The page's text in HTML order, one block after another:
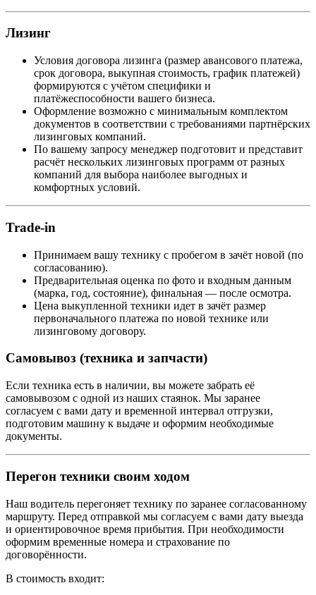
Лизинг
Условия договора лизинга (размер авансового платежа,
срок договора, выкупная стоимость, график платежей)
формируются с учётом специфики и
платёжеспособности вашего бизнеса.
Оформление возможно с минимальным комплектом
документов в соответствии с требованиями партнёрских
лизинговых компаний.
По вашему запросу менеджер подготовит и представит
расчёт нескольких лизинговых программ от разных
компаний для выбора наиболее выгодных и
комфортных условий.
Trade-in
Принимаем вашу технику с пробегом в зачёт новой (по
согласованию).
Предварительная оценка по фото и входным данным
(марка, год, состояние), финальная — после осмотра.
Цена выкупленной техники идет в зачёт размер
первоначального платежа по новой технике или
лизинговому договору.
Самовывоз (техника и запчасти)
Если техника есть в наличии, вы можете забрать её
самовывозом с одной из наших стаянок. Мы заранее
согласуем с вами дату и временной интервал отгрузки,
подготовим машину к выдаче и оформим необходимые
документы.
Перегон техники своим ходом
Наш водитель перегоняет технику по заранее согласованному
маршруту. Перед отправкой мы согласуем с вами дату выезда
и ориентировочное время прибытия. При необходимости
оформим временные номера и страхование по
договорённости.
В стоимость входит: